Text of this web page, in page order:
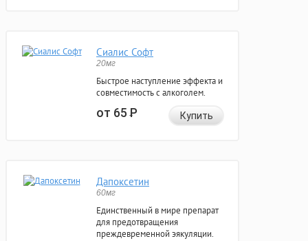
Сиалис Софт
20мг
Быстрое наступление эффекта и
совместимость с алкоголем.
от 65Р Купить
Дапоксетин
60мг
Единственный в мире препарат
для предотвращения
преждевременной эякуляции.